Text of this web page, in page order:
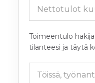
Toimeentulo
tilanteesi ja täytä